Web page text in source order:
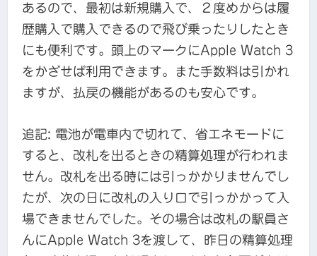
あるので、最初は新規購入で、２度めからは履
歴購入で購入できるので飛び乗ったりしたとき
にも便利です。頭上のマークにApple Watch 3
をかざせば利用できます。また手数料は引かれ
ますが、払戻の機能があるのも安心です。
追記: 電池が電車内で切れて、省エネモードに
すると、改札を出るときの精算処理が行われま
せん。改札を出る時には引っかかりませんでし
たが、次の日に改札の入り口で引っかかって入
場できませんでした。その場合は改札の駅員さ
んにApple Watch 3を渡して、昨日の精算処理